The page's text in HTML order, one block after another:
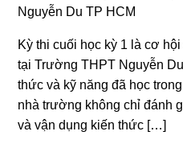
Nguyễn Du TP HCM
Kỳ thi cuối học kỳ 1 là cơ
tại Trường THPT Nguyễn
thức và kỹ năng đã học
nhà trường không chỉ đánh
và vận dụng kiến thức […]